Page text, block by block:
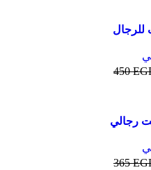
للرجال
450
رجالي
365